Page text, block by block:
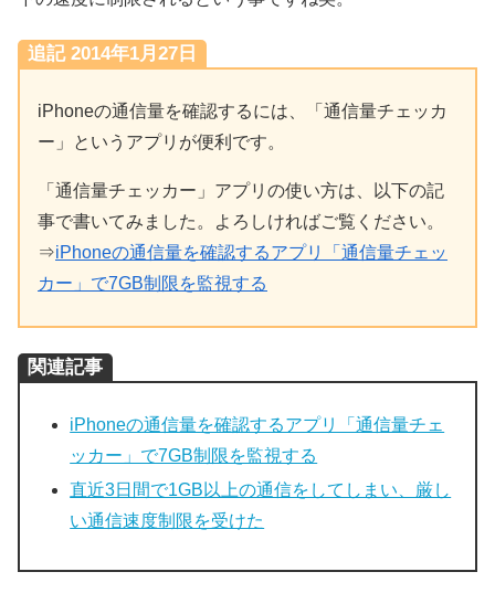
追記 2014年1月27日
iPhoneの通信量を確認するには、「通信量チェッカ
ー」というアプリが便利です。
「通信量チェッカー」アプリの使い方は、以下の記
事で書いてみました。よろしければご覧ください。
⇒iPhoneの通信量を確認するアプリ「通信量チェッ
カー」で7GB制限を監視する
関連記事
iPhoneの通信量を確認するアプリ「通信量チェ
ッカー」で7GB制限を監視する
直近3日間で1GB以上の通信をしてしまい、厳し
い通信速度制限を受けた